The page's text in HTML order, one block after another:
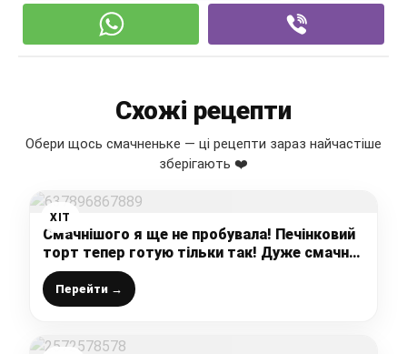
Схожі рецепти
Обери щось смачненьке — ці рецепти зараз найчастіше
зберігають ❤️
ХІТ
Смачнішого я ще не пробувала! Печінковий
торт тепер готую тільки так! Дуже смачно
і його їдять всі!
Перейти →